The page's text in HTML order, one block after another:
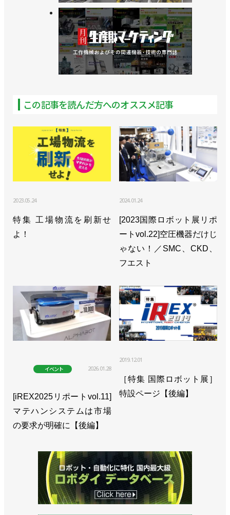
この記事を読んだ方へのオススメ記事
2023.05.24
特集 工場物流を刷新せ
よ！
2024.01.24
[2023国際ロボット展リポ
ートvol.22]空圧機器だけじ
ゃない！／SMC、CKD、
フエスト
イベント 2026.01.28
[iREX2025リポートvol.11]
マテハンシステムは市場
の要求が明確に【後編】
2019.12.01
［特集 国際ロボット展］
特設ページ【後編】